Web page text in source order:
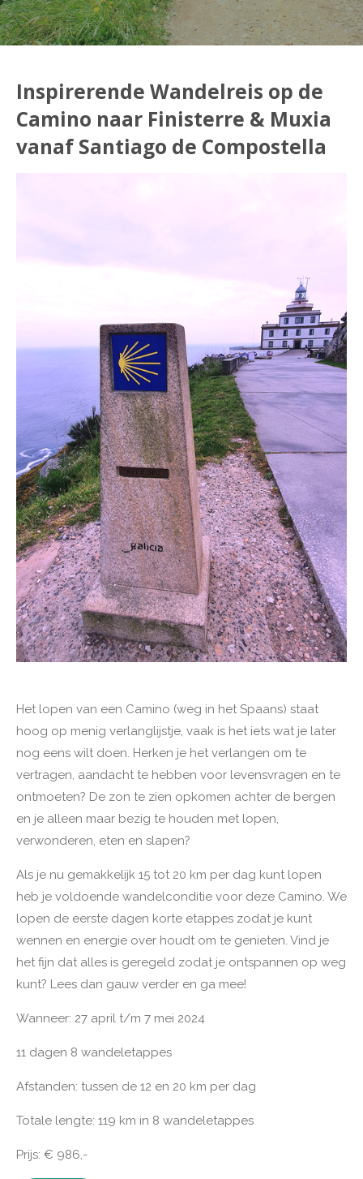
Inspirerende Wandelreis op de
Camino naar Finisterre & Muxia
vanaf Santiago de Compostella
Het lopen van een Camino (weg in het Spaans) staat
hoog op menig verlanglijstje, vaak is het iets wat je later
nog eens wilt doen. Herken je het verlangen om te
vertragen, aandacht te hebben voor levensvragen en te
ontmoeten? De zon te zien opkomen achter de bergen
en je alleen maar bezig te houden met lopen,
verwonderen, eten en slapen?
Als je nu gemakkelijk 15 tot 20 km per dag kunt lopen
heb je voldoende wandelconditie voor deze Camino. We
lopen de eerste dagen korte etappes zodat je kunt
wennen en energie over houdt om te genieten. Vind je
het fijn dat alles is geregeld zodat je ontspannen op weg
kunt? Lees dan gauw verder en ga mee!
Wanneer: 27 april t/m 7 mei 2024
11 dagen 8 wandeletappes
Afstanden: tussen de 12 en 20 km per dag
Totale lengte: 119 km in 8 wandeletappes
Prijs: € 986,-